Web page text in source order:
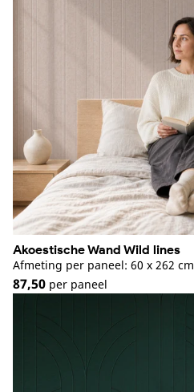
Akoestische Wand Wild lines
Afmeting per paneel: 60 x 262 cm
87,50 per paneel